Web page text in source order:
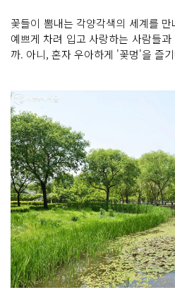
꽃들이 뽐내는 각양각색의 세계를
예쁘게 차려 입고 사랑하는 사람들
까. 아니, 혼자 우아하게 '꽃멍'을 즐